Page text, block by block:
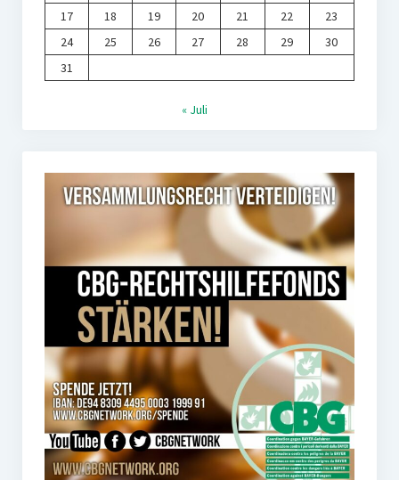
17
18 19 20 21 22
23
24
25 26 27 28 29
30
31
« Juli